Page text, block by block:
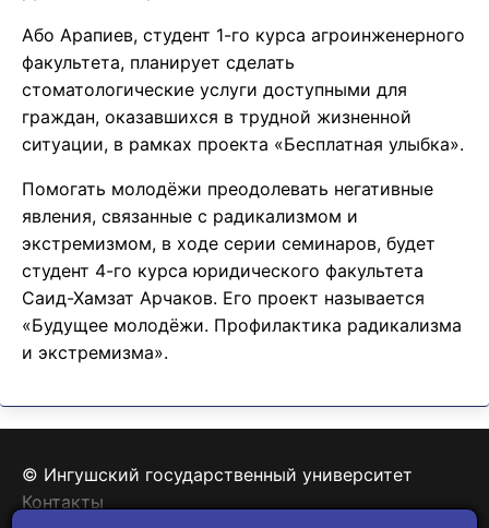
Або Арапиев, студент 1-го курса агроинженерного
факультета, планирует сделать
стоматологические услуги доступными для
граждан, оказавшихся в трудной жизненной
ситуации, в рамках проекта «Бесплатная улыбка».
Помогать молодёжи преодолевать негативные
явления, связанные с радикализмом и
экстремизмом, в ходе серии семинаров, будет
студент 4-го курса юридического факультета
Саид-Хамзат Арчаков. Его проект называется
«Будущее молодёжи. Профилактика радикализма
и экстремизма».
© Ингушский государственный университет
Контакты